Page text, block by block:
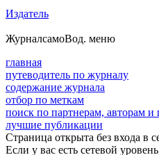
Издатель
ЖурналсамоВод. меню
главная
путеводитель по журналу
содержание журнала
отбор по меткам
поиск по партнерам, авторам и
лучшие публикации
Страница открыта без входа в
Если у вас есть сетевой